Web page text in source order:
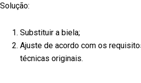
Solução:
Substituir a biela;
Ajuste de acordo com os
técnicas originais.